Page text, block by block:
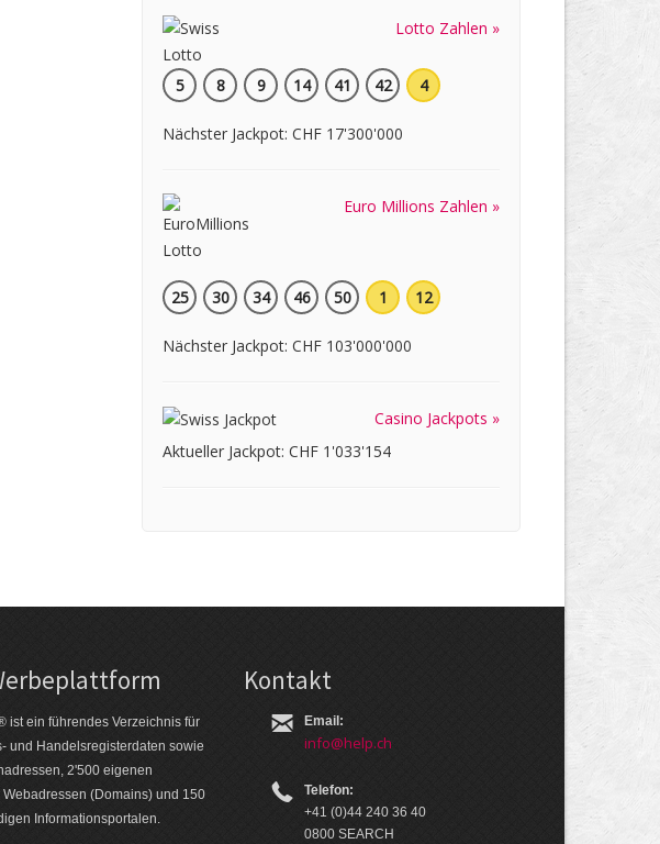
Lotto Zahlen »
5 8 9 14 41 42 4
Nächster Jackpot: CHF 17'300'000
Euro Millions Zahlen »
25 30 34 46 50 1 12
Nächster Jackpot: CHF 103'000'000
Casino Jackpots »
Aktueller Jackpot: CHF 1'033'154
ist ein führendes Ver­zeich­nis für
und Handels­register­daten so­wie
2'500 eige­nen
(Domains) und 150
Infor­mations­por­talen.
Kontakt
Email:
info@help.ch
Telefon:
+41 (0)44 240 36 40
0800 SEARCH